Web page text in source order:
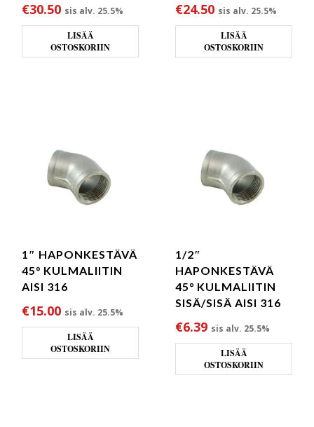
€30.50 sis alv. 25.5%
LISÄÄ
OSTOSKORIIN
€24.50 sis alv. 25.5%
LISÄÄ
OSTOSKORIIN
1″ HAPONKESTÄVÄ
45° KULMALIITIN
AISI 316
€15.00 sis alv. 25.5%
LISÄÄ
OSTOSKORIIN
1/2″
HAPONKESTÄVÄ
45° KULMALIITIN
SISÄ/SISÄ AISI 316
€6.39 sis alv. 25.5%
LISÄÄ
OSTOSKORIIN